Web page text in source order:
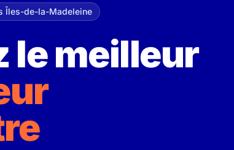
Îles-de-la-Madeleine
le meilleur